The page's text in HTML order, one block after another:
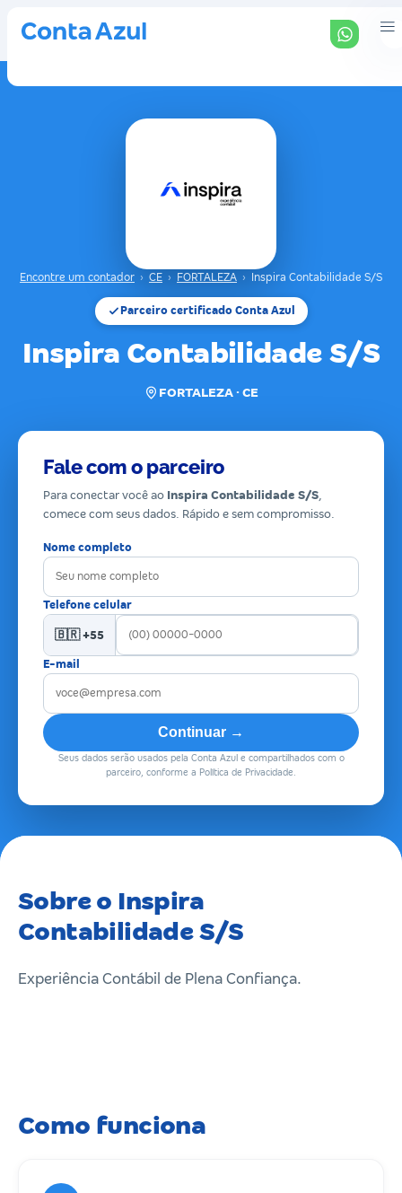
Encontre um contador › CE › FORTALEZA › Inspira Contabilidade S/S
Parceiro certificado Conta Azul
Inspira Contabilidade S/S
FORTALEZA · CE
Fale com o parceiro
Para conectar você ao Inspira Contabilidade S/S,
comece com seus dados. Rápido e sem compromisso.
Nome completo
Telefone celular
🇧🇷 +55
E-mail
Continuar →
Seus dados serão usados pela Conta Azul e compartilhados com o
parceiro, conforme a Política de Privacidade.
Sobre o Inspira
Contabilidade S/S
Experiência Contábil de Plena Confiança.
Como funciona